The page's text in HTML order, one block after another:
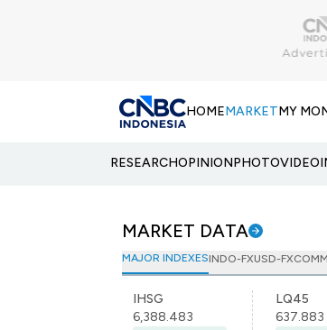
HOMEMARKETMY
RESEARCHOPINIONPHOTOVIDEO
MARKET DATA
MAJOR INDEXESINDO-FXUSD-FX
IHSG
6,388.483
LQ45
637.883